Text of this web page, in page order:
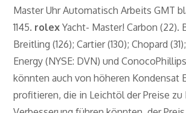
Master Uhr Automatisch Arbeits GMT
1145. rolex Yacht- Master! Carbon (22).
Breitling (126); Cartier (130); Chopard
Energy (NYSE: DVN) und
könnten auch von höheren Kondensat
profitieren, die in Leichtöl der Preise zu